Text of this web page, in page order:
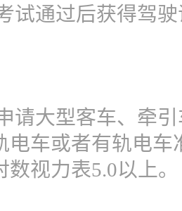
试通过后获得驾
请大型客车、牵
电车或者有轨电
视力表5.0以上。